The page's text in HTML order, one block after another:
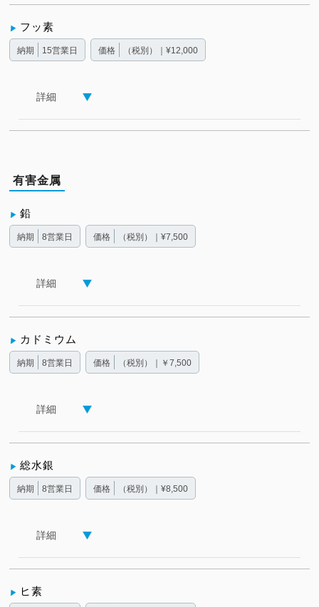
フッ素
納期 15営業日 価格 （税別）｜¥12,000
詳細
有害金属
鉛
納期 8営業日 価格 （税別）｜¥7,500
詳細
カドミウム
納期 8営業日 価格 （税別）｜￥7,500
詳細
総水銀
納期 8営業日 価格 （税別）｜¥8,500
詳細
ヒ素